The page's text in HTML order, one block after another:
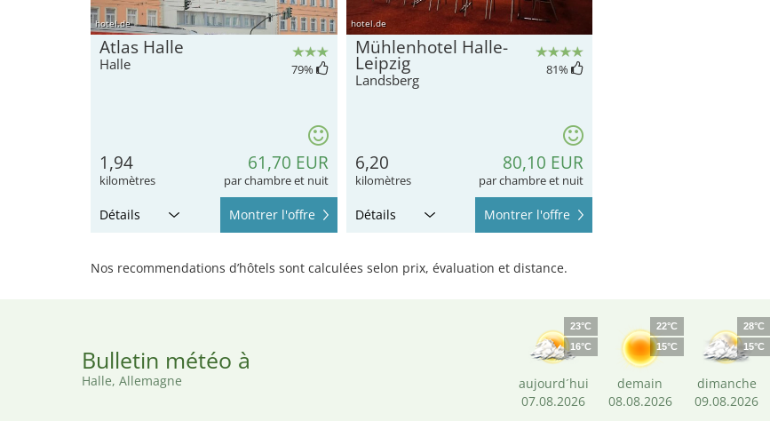
hotel.de
Atlas Halle
Halle 79%
1,94
kilomètres
61,70 EUR
par chambre et nuit
Détails Montrer l'offre
hotel.de
Mühlenhotel Halle-
Leipzig
Landsberg
81%
6,20
kilomètres
80,10 EUR
par chambre et nuit
Détails Montrer l'offre
Nos recommendations d’hôtels sont calculées selon prix, évaluation et distance.
Bulletin météo à
Halle, Allemagne
23°C
16°C
aujourd´hui
07.08.2026
22°C
15°C
demain
08.08.2026
28°C
15°C
dimanche
09.08.2026